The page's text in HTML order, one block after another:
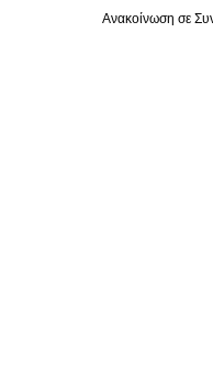
Ανακοίνωση σε